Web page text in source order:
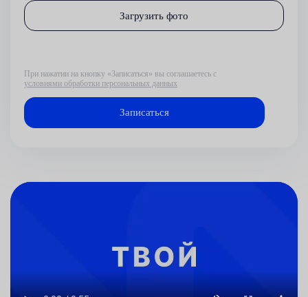
Загрузить фото
При нажатии на кнопку «Записаться» вы соглашаетесь с
условиями обработки персональных данных